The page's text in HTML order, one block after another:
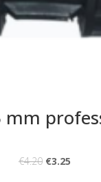
mm
€4.20 €3.25